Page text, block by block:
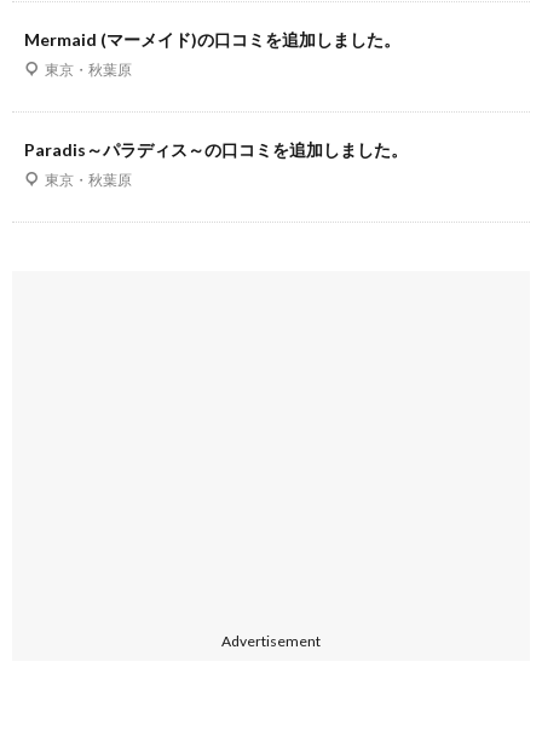
Mermaid (マーメイド)の口コミを追加しました。
東京・秋葉原
Paradis～パラディス～の口コミを追加しました。
東京・秋葉原
Advertisement